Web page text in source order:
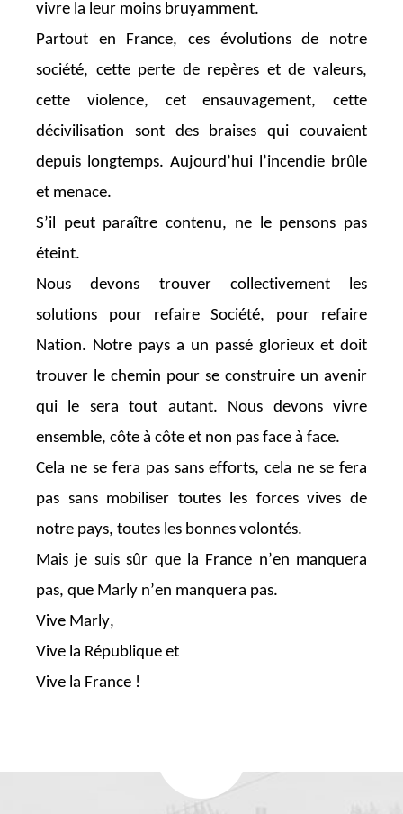
vivre la leur moins bruyamment.
Partout en France, ces évolutions de notre
société, cette perte de repères et de valeurs,
cette violence, cet ensauvagement, cette
décivilisation sont des braises qui couvaient
depuis longtemps. Aujourd’hui l’incendie brûle
et menace.
S’il peut paraître contenu, ne le pensons pas
éteint.
Nous devons trouver collectivement les
solutions pour refaire Société, pour refaire
Nation. Notre pays a un passé glorieux et doit
trouver le chemin pour se construire un avenir
qui le sera tout autant. Nous devons vivre
ensemble, côte à côte et non pas face à face.
Cela ne se fera pas sans efforts, cela ne se fera
pas sans mobiliser toutes les forces vives de
notre pays, toutes les bonnes volontés.
Mais je suis sûr que la France n’en manquera
pas, que Marly n’en manquera pas.
Vive Marly,
Vive la République et
Vive la France !